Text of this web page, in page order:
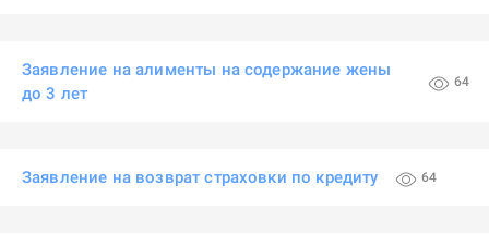
Заявление на алименты на содержание жены
до 3 лет
64
Заявление на возврат страховки по кредиту 64